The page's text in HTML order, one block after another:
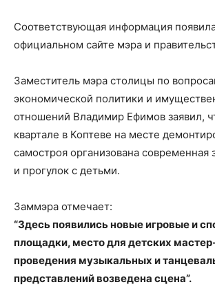
Соответствующая информация
официальном сайте мэра и
Заместитель мэра столицы по
экономической политики и
отношений Владимир Ефимов заявил,
квартале в Коптеве на месте
самостроя организована современная
и прогулок с детьми.
Заммэра отмечает:
“Здесь появились новые игровые и
площадки, место для детских
проведения музыкальных и
представлений возведена сцена”.